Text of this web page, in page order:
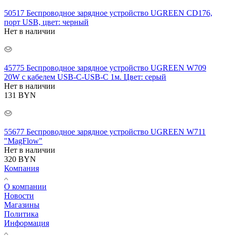
50517 Беспроводное зарядное устройство UGREEN CD176,
порт USB, цвет: черный
Нет в наличии
45775 Беспроводное зарядное устройство UGREEN W709
20W с кабелем USB-C-USB-C 1м. Цвет: серый
Нет в наличии
131 BYN
55677 Беспроводное зарядное устройство UGREEN W711
"MagFlow"
Нет в наличии
320 BYN
Компания
О компании
Новости
Магазины
Политика
Информация